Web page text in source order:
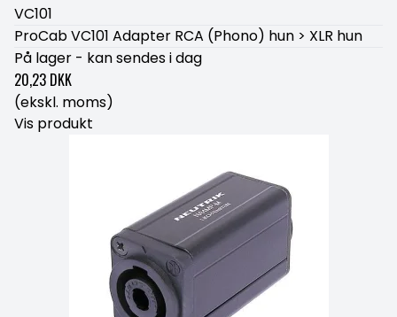
VC101
ProCab VC101 Adapter RCA (Phono) hun > XLR hun
På lager - kan sendes i dag
20,23 DKK
(ekskl. moms)
Vis produkt